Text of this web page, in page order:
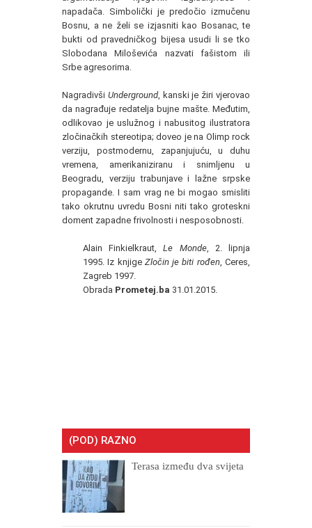
napadača. Simbolički je predočio izmučenu
Bosnu, a ne želi se izjasniti kao Bosanac, te
bukti od pravedničkog bijesa usudi li se tko
Slobodana Miloševića nazvati fašistom ili
Srbe agresorima.
Nagradivši Underground, kanski je žiri vjerovao
da nagrađuje redatelja bujne mašte. Međutim,
odlikovao je uslužnog i nabusitog ilustratora
zločinačkih stereotipa; doveo je na Olimp rock
verziju, postmodernu, zapanjujuću, u duhu
vremena, amerikaniziranu i snimljenu u
Beogradu, verziju trabunjave i lažne srpske
propagande. I sam vrag ne bi mogao smisliti
tako okrutnu uvredu Bosni niti tako groteskni
doment zapadne frivolnosti i nesposobnosti.
Alain Finkielkraut, Le Monde, 2. lipnja
1995. Iz knjige Zločin je biti rođen, Ceres,
Zagreb 1997.
Obrada Prometej.ba 31.01.2015.
(POD) RAZNO
Terasa između dva svijeta